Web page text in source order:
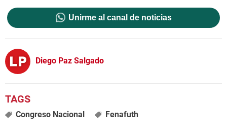
Unirme al canal de noticias
Diego Paz Salgado
Congreso Nacional Fenafuth